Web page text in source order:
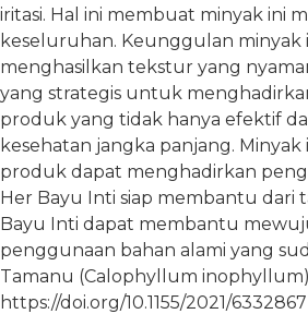
iritasi. Hal ini membuat minyak ini
keseluruhan. Keunggulan
menghasilkan tekstur yang
yang strategis untuk
produk yang tidak hanya efektif
kesehatan jangka panjang.
produk dapat menghadirkan
Her Bayu Inti siap membantu dari
Bayu Inti dapat membantu
penggunaan bahan alami yang
Tamanu (Calophyllum
https://doi.org/10.1155/2021/